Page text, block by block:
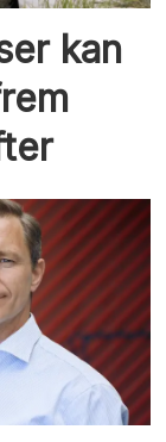
kan